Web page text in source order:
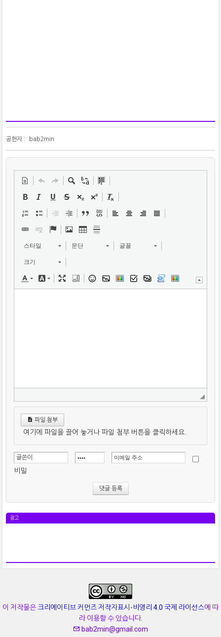
공헌자 : bab2min
스타일 문단 글꼴
크기
파일 첨부
여기에 파일을 끌어 놓거나 파일 첨부 버튼을 클릭하세요.
비밀
광고
이 저작물은크리에이티브 커먼즈 저작자표시-비영리 4.0 국제 라이선스에 따
라 이용할 수 있습니다.
bab2min@gmail.com